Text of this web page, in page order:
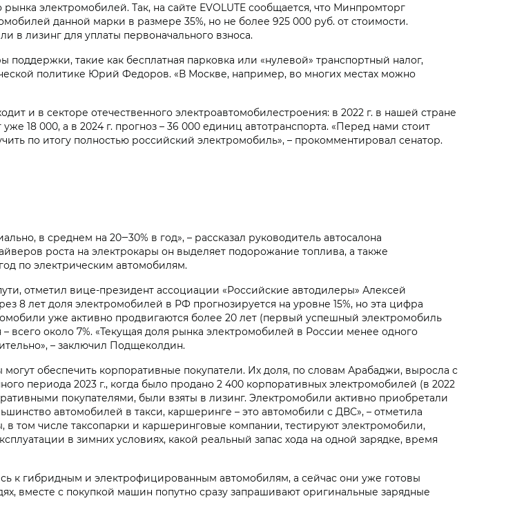
электромобилей. Так, на сайте EVOLUTE сообщается, что Минпромторг
данной марки в размере 35%, но не более 925 000 руб. от стоимости.
в лизинг для уплаты первоначального взноса.
такие как бесплатная парковка или «нулевой» транспортный налог,
политике Юрий Федоров. «В Москве, например, во многих местах можно
и в секторе отечественного электроавтомобилестроения: в 2022 г. в нашей стране
18 000, а в 2024 г. прогноз – 36 000 единиц автотранспорта. «Перед нами стоит
по итогу полностью российский электромобиль», – прокомментировал сенатор.
в среднем на 20‒30% в год», – рассказал руководитель автосалона
роста на электрокары он выделяет подорожание топлива, а также
по электрическим автомобилям.
отметил вице-президент ассоциации «Российские автодилеры» Алексей
8 лет доля электромобилей в РФ прогнозируется на уровне 15%, но эта цифра
уже активно продвигаются более 20 лет (первый успешный электромобиль
– всего около 7%. «Текущая доля рынка электромобилей в России менее одного
– заключил Подщеколдин.
обеспечить корпоративные покупатели. Их доля, по словам Арабаджи, выросла с
периода 2023 г., когда было продано 2 400 корпоративных электромобилей (в 2022
покупателями, были взяты в лизинг. Электромобили активно приобретали
автомобилей в такси, каршеринге – это автомобили с ДВС», – отметила
в том числе таксопарки и каршеринговые компании, тестируют электромобили,
в зимних условиях, какой реальный запас хода на одной зарядке, время
к гибридным и электрофицированным автомобилям, а сейчас они уже готовы
вместе с покупкой машин попутно сразу запрашивают оригинальные зарядные